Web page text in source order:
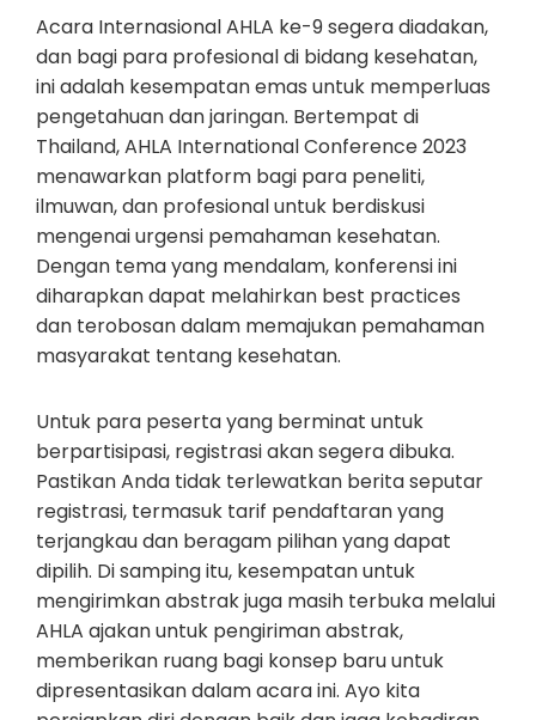
Acara Internasional AHLA ke-9 segera diadakan,
dan bagi para profesional di bidang kesehatan,
ini adalah kesempatan emas untuk memperluas
pengetahuan dan jaringan. Bertempat di
Thailand, AHLA International Conference 2023
menawarkan platform bagi para peneliti,
ilmuwan, dan profesional untuk berdiskusi
mengenai urgensi pemahaman kesehatan.
Dengan tema yang mendalam, konferensi ini
diharapkan dapat melahirkan best practices
dan terobosan dalam memajukan pemahaman
masyarakat tentang kesehatan.
Untuk para peserta yang berminat untuk
berpartisipasi, registrasi akan segera dibuka.
Pastikan Anda tidak terlewatkan berita seputar
registrasi, termasuk tarif pendaftaran yang
terjangkau dan beragam pilihan yang dapat
dipilih. Di samping itu, kesempatan untuk
mengirimkan abstrak juga masih terbuka melalui
AHLA ajakan untuk pengiriman abstrak,
memberikan ruang bagi konsep baru untuk
dipresentasikan dalam acara ini. Ayo kita